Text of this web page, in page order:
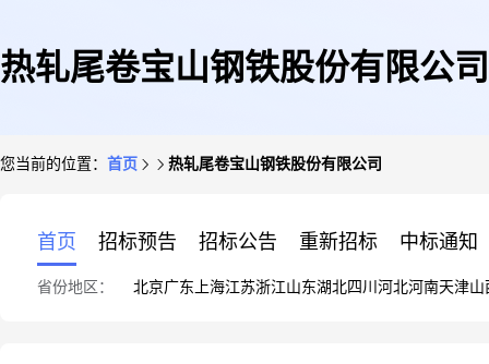
热轧尾卷宝山钢铁股份有限公司
您当前的位置： 首页 热轧尾卷宝山钢铁股份有限公司
首页 招标预告 招标公告 重新招标 中标通知
省份地区： 北京广东 上海江苏浙江山东湖北四川 河北河南天津山